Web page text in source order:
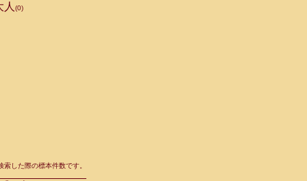
人 (0)
した際の標本件数です。